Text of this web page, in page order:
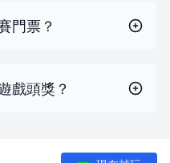
門票？
戲頭獎？